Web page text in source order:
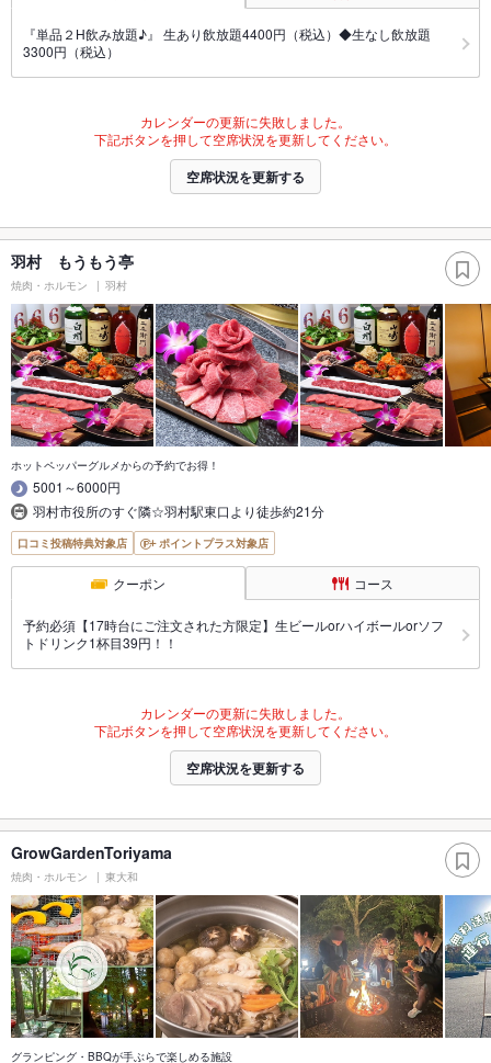
『単品２H飲み放題♪』 生あり飲放題4400円（税込）◆生なし飲放題
3300円（税込）
カレンダーの更新に失敗しました。
下記ボタンを押して空席状況を更新してください。
空席状況を更新する
羽村 もうもう亭
焼肉・ホルモン 羽村
ホットペッパーグルメからの予約でお得！
5001～6000円
羽村市役所のすぐ隣☆羽村駅東口より徒歩約21分
口コミ投稿特典対象店 ポイントプラス対象店
クーポン コース
予約必須【17時台にご注文された方限定】生ビールorハイボールorソフ
トドリンク1杯目39円！！
カレンダーの更新に失敗しました。
下記ボタンを押して空席状況を更新してください。
空席状況を更新する
GrowGardenToriyama
焼肉・ホルモン 東大和
グランピング・BBQが手ぶらで楽しめる施設